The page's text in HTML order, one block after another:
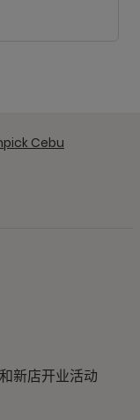
Cebu
新店开业活动